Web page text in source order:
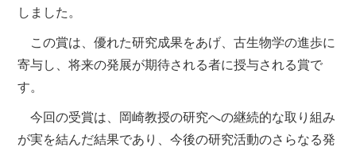
アクセス お問い合わせ
サイトマップ
サイトポリシー 寄附のご案内
しました。
この賞は、優れた研究成果をあげ、古生物学の進歩に
寄与し、将来の発展が期待される者に授与される賞で
す。
今回の受賞は、岡崎教授の研究への継続的な取り組み
が実を結んだ結果であり、今後の研究活動のさらなる発